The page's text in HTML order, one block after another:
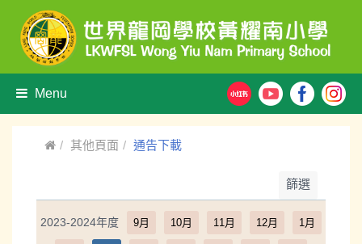
Menu
其他頁面 通告下載
篩選
2023-2024年度 9月 10月 11月 12月 1月